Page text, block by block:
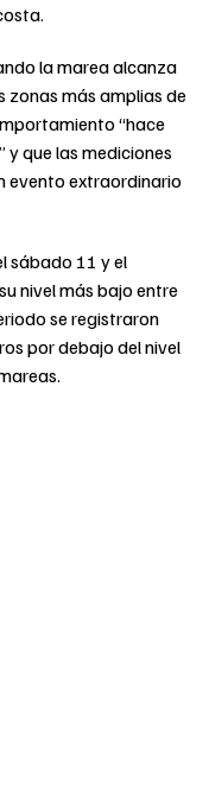
la marea alcanza
zonas más amplias de
“hace
que las mediciones
evento extraordinario
sábado 11 y el
nivel más bajo entre
se registraron
por debajo del nivel